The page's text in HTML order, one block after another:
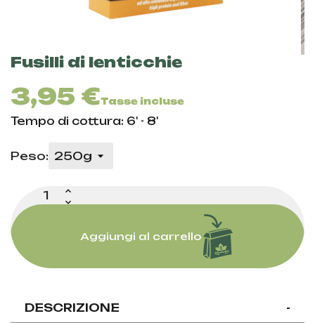
Fusilli di lenticchie
3,95 €Tasse incluse
Tempo di cottura: 6' - 8'
Peso:
Aggiungi al carrello
DESCRIZIONE -